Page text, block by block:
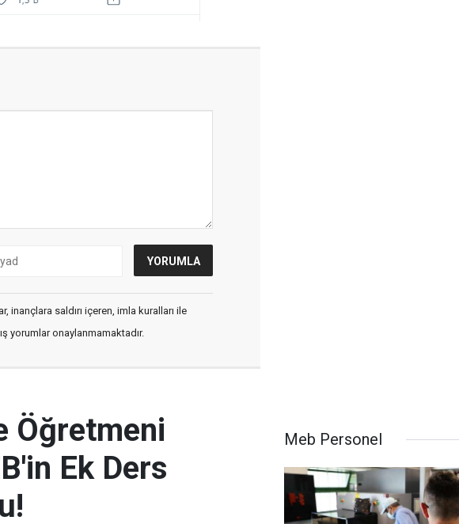
inançlara saldırı içeren, imla kuralları ile
yorumlar onaylanmamaktadır.
Öğretmeni
Ek Ders
Meb Personel